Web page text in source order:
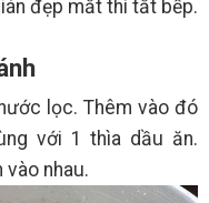
đẹp mắt thì tắt bếp.
lọc. Thêm vào đó
với 1 thìa dầu ăn.
vào nhau.